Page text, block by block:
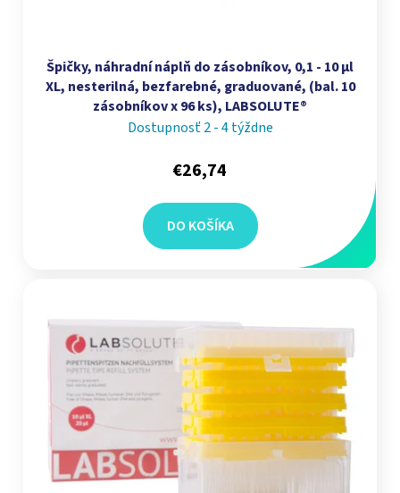
Špičky, náhradní náplň do zásobníkov, 0,1 - 10 µl
XL, nesterilná, bezfarebné, graduované, (bal. 10
zásobníkov x 96 ks), LABSOLUTE®
Dostupnosť 2 - 4 týždne
€26,74
DO KOŠÍKA